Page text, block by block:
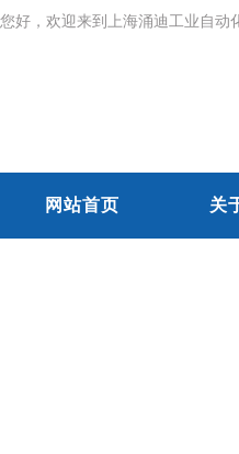
您好，欢迎来到上海涌迪工业自动
网站首页 关